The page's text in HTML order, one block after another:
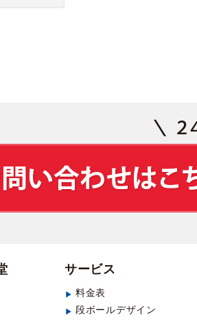
サービス
料金表
段ボールデザイン